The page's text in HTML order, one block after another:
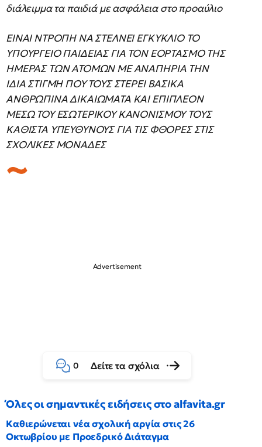
διάλειμμα τα παιδιά με ασφάλεια στο προαύλιο
ΕΙΝΑΙ ΝΤΡΟΠΗ ΝΑ ΣΤΕΛΝΕΙ ΕΓΚΥΚΛΙΟ ΤΟ
ΥΠΟΥΡΓΕΙΟ ΠΑΙΔΕΙΑΣ ΓΙΑ ΤΟΝ ΕΟΡΤΑΣΜΟ ΤΗΣ
ΗΜΕΡΑΣ ΤΩΝ ΑΤΟΜΩΝ ΜΕ ΑΝΑΠΗΡΙΑ ΤΗΝ
ΙΔΙΑ ΣΤΙΓΜΗ ΠΟΥ ΤΟΥΣ ΣΤΕΡΕΙ ΒΑΣΙΚΑ
ΑΝΘΡΩΠΙΝΑ ΔΙΚΑΙΩΜΑΤΑ ΚΑΙ ΕΠΙΠΛΕΟΝ
ΜΕΣΩ ΤΟΥ ΕΣΩΤΕΡΙΚΟΥ ΚΑΝΟΝΙΣΜΟΥ ΤΟΥΣ
ΚΑΘΙΣΤΑ ΥΠΕΥΘΥΝΟΥΣ ΓΙΑ ΤΙΣ ΦΘΟΡΕΣ ΣΤΙΣ
ΣΧΟΛΙΚΕΣ ΜΟΝΑΔΕΣ
0 Δείτε τα σχόλια
Όλες οι σημαντικές ειδήσεις στο alfavita.gr
Καθιερώνεται νέα σχολική αργία στις 26
Οκτωβρίου με Προεδρικό Διάταγμα